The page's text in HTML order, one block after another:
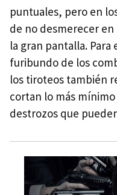
puntuales, pero en
de no desmerecer
la gran pantalla.
furibundo de los
los tiroteos también
cortan lo más
destrozos que